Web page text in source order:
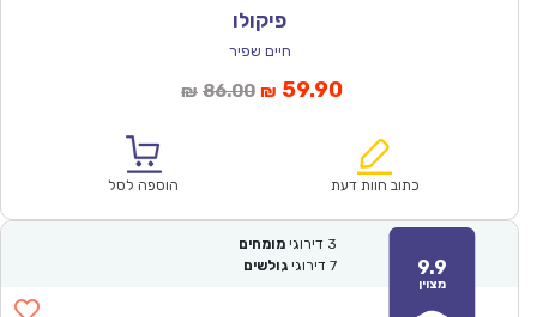
פיקולו
חיים שפיר
₪ 86.00המחיר
₪86.00.
₪ 59.90המחיר
הוא:
כתוב חוות דעת הוספה לסל
9.9
מצוין
3 דירוגי מומחים
7 דירוגי גולשים